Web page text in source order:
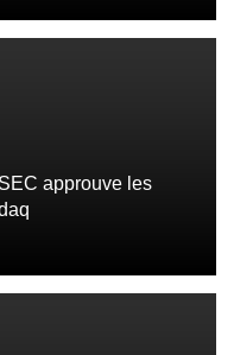
approuve les